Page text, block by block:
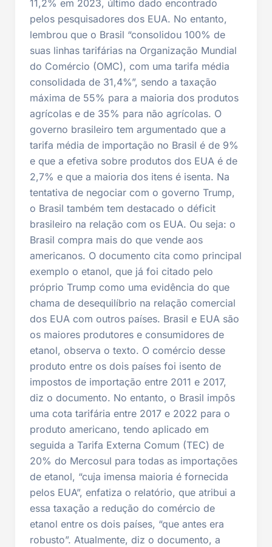
11,2% em 2023, último dado encontrado
pelos pesquisadores dos EUA. No entanto,
lembrou que o Brasil “consolidou 100% de
suas linhas tarifárias na Organização Mundial
do Comércio (OMC), com uma tarifa média
consolidada de 31,4%”, sendo a taxação
máxima de 55% para a maioria dos produtos
agrícolas e de 35% para não agrícolas. O
governo brasileiro tem argumentado que a
tarifa média de importação no Brasil é de 9%
e que a efetiva sobre produtos dos EUA é de
2,7% e que a maioria dos itens é isenta. Na
tentativa de negociar com o governo Trump,
o Brasil também tem destacado o déficit
brasileiro na relação com os EUA. Ou seja: o
Brasil compra mais do que vende aos
americanos. O documento cita como principal
exemplo o etanol, que já foi citado pelo
próprio Trump como uma evidência do que
chama de desequilíbrio na relação comercial
dos EUA com outros países. Brasil e EUA são
os maiores produtores e consumidores de
etanol, observa o texto. O comércio desse
produto entre os dois países foi isento de
impostos de importação entre 2011 e 2017,
diz o documento. No entanto, o Brasil impôs
uma cota tarifária entre 2017 e 2022 para o
produto americano, tendo aplicado em
seguida a Tarifa Externa Comum (TEC) de
20% do Mercosul para todas as importações
de etanol, “cuja imensa maioria é fornecida
pelos EUA”, enfatiza o relatório, que atribui a
essa taxação a redução do comércio de
etanol entre os dois países, “que antes era
robusto”. Atualmente, diz o documento, a